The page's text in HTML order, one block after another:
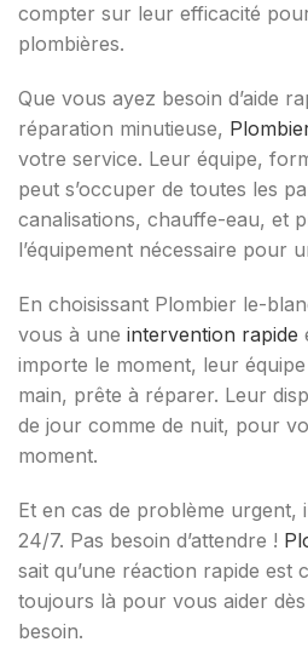
compter sur leur efficacité
plombières.
Que vous ayez besoin d’aide
réparation minutieuse,
votre service. Leur équipe,
peut s’occuper de toutes les
canalisations, chauffe-eau, et
l’équipement nécessaire pour
En choisissant Plombier le-
vous à une intervention rapide
importe le moment, leur
main, prête à réparer. Leur
de jour comme de nuit, pour
moment.
Et en cas de problème urgent,
24/7. Pas besoin d’attendre !
sait qu’une réaction rapide est
toujours là pour vous aider
besoin.